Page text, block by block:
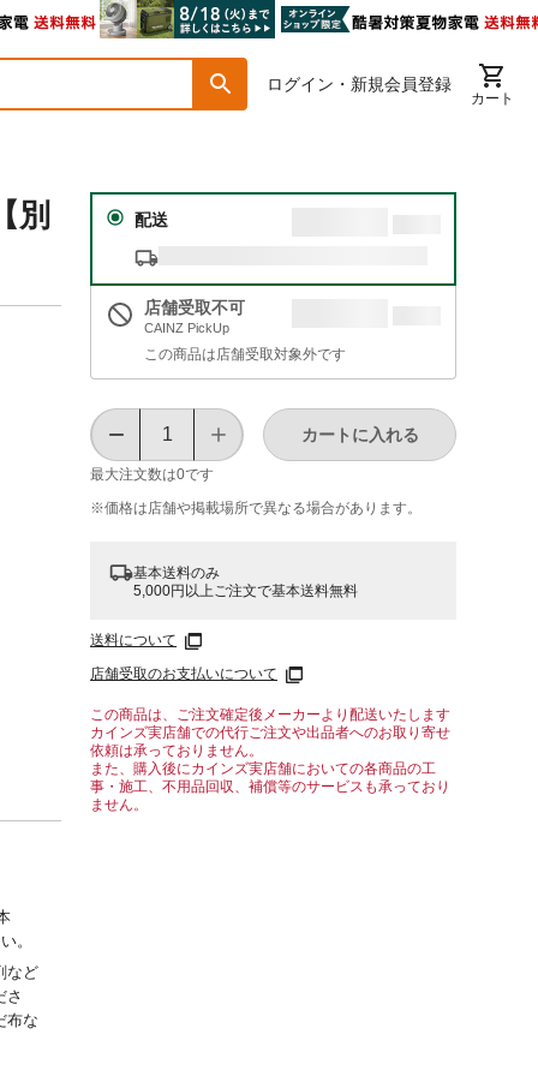
ログイン・新規会員登録
カート
別
配送
店舗受取不可
CAINZ PickUp
この商品は店舗受取対象外です
最大注文数は0です
カートに入れる
※価格は​店舗や​掲載場所で​異なる​場合が​あります。
基本送料のみ
5,000円以上ご注文で基本送料無料
送料について
店舗受取のお支払いについて
この商品は、ご注文確定後メーカーより配送いたします
カインズ実店舗での代行ご注文や出品者へのお取り寄せ
依頼は承っておりません。
また、購入後にカインズ実店舗においての各商品の工
事・施工、不用品回収、補償等のサービスも承っており
ません。
。
など
さ
布な